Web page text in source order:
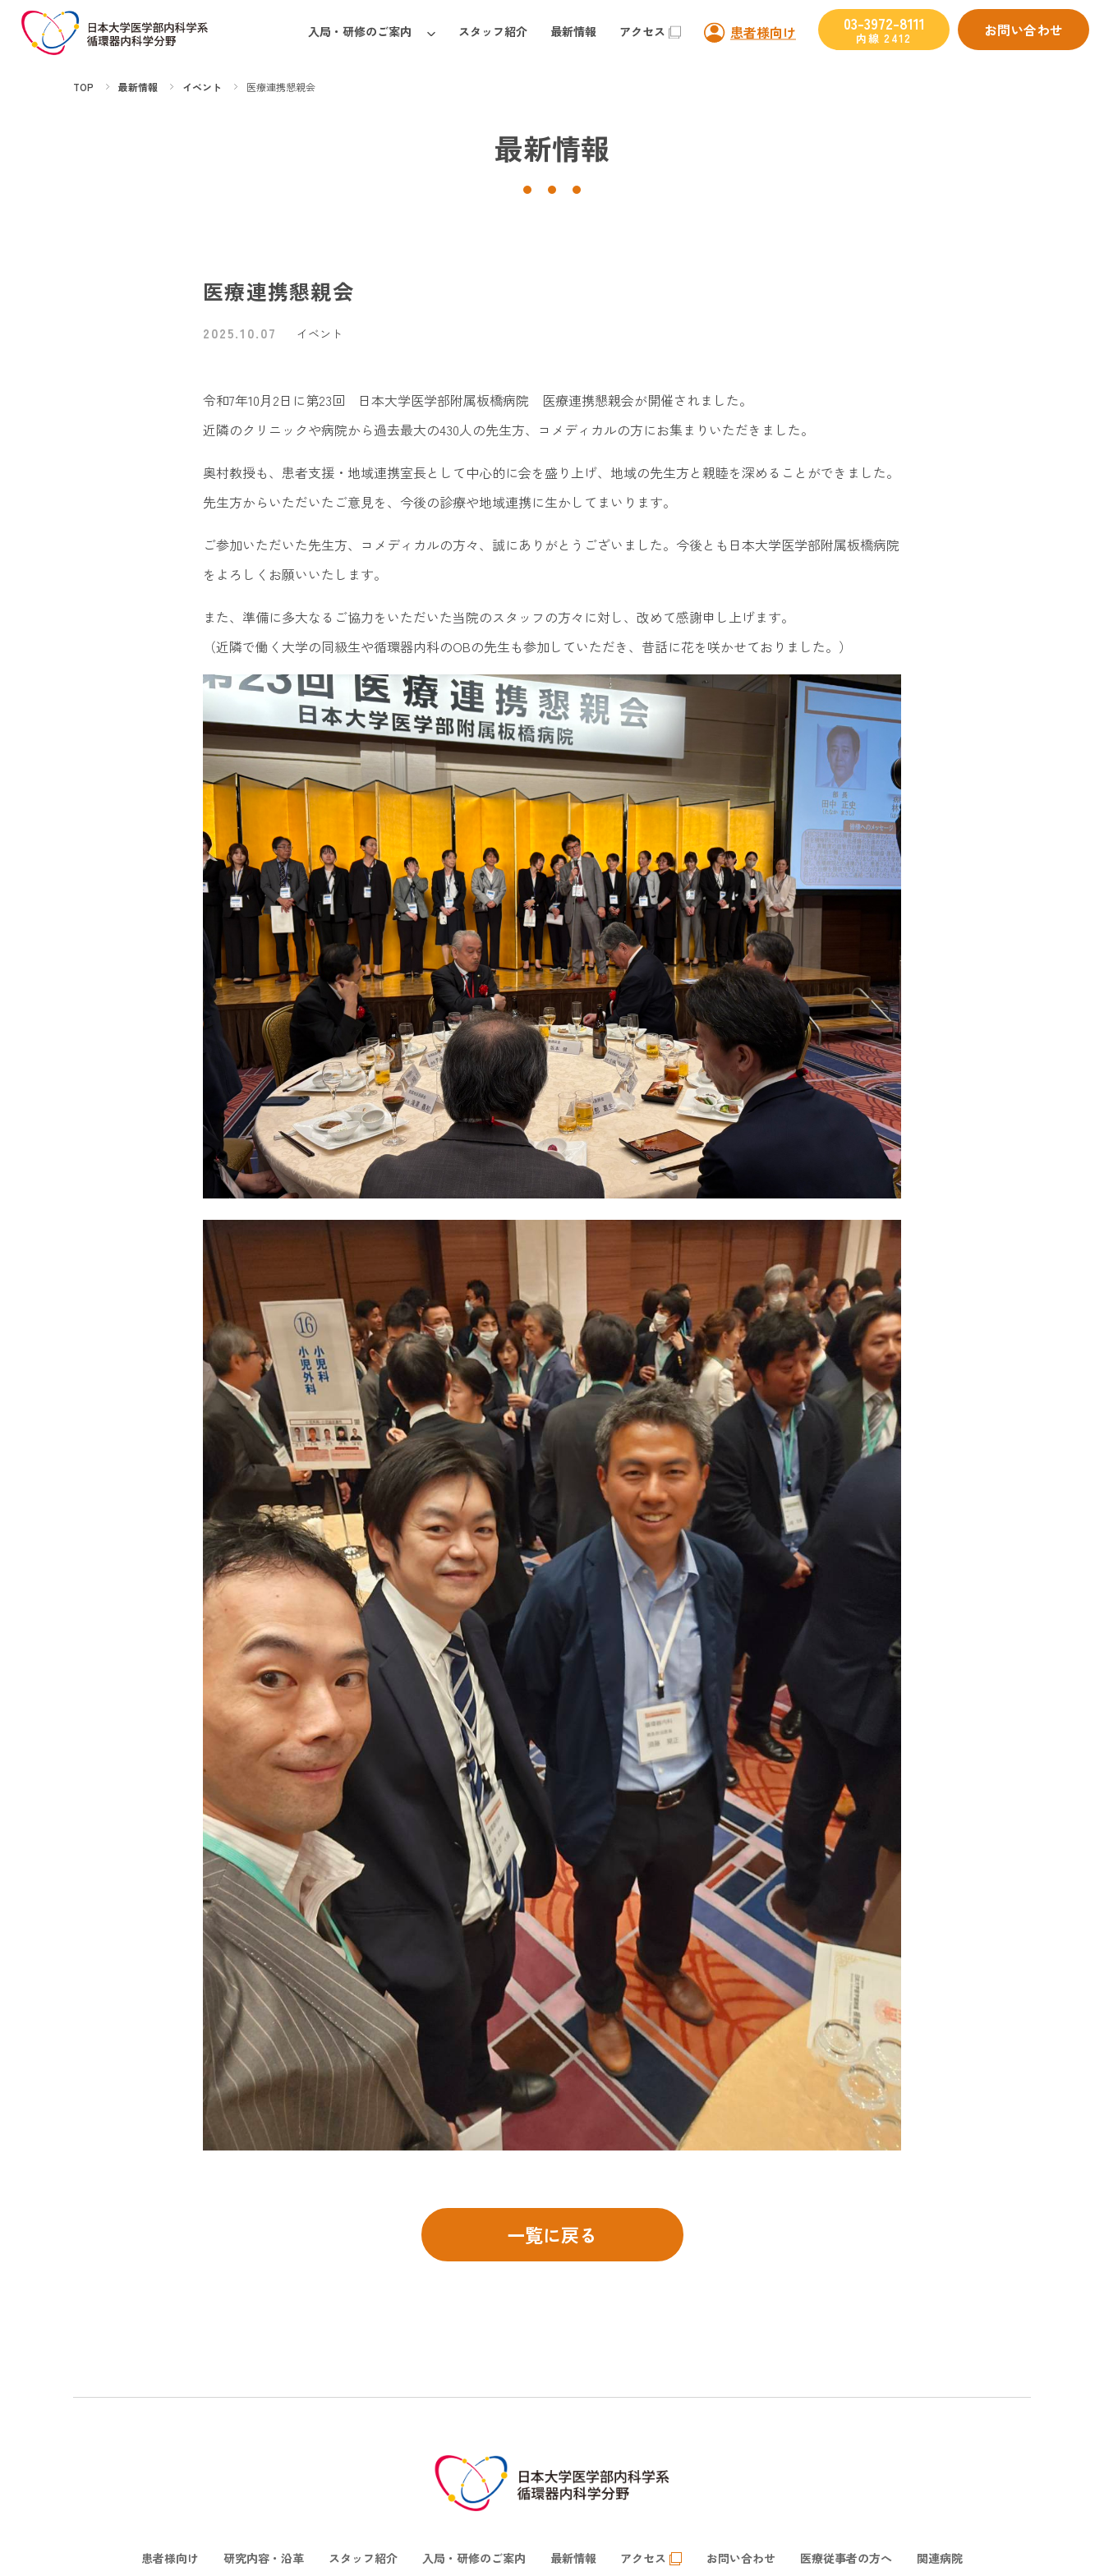
入局・研修のご案内 スタッフ紹介 最新情報 アクセス 患者様向け 03-3972-8111
内線 2412 お問い合わせ
TOP 最新情報 イベント 医療連携懇親会
最新情報
医療連携懇親会
2025.10.07 イベント
令和7年10月2日に第23回 日本大学医学部附属板橋病院 医療連携懇親会が開催されました。
近隣のクリニックや病院から過去最大の430人の先生方、コメディカルの方にお集まりいただきました。
奥村教授も、患者支援・地域連携室長として中心的に会を盛り上げ、地域の先生方と親睦を深めることができました。
先生方からいただいたご意見を、今後の診療や地域連携に生かしてまいります。
ご参加いただいた先生方、コメディカルの方々、誠にありがとうございました。今後とも日本大学医学部附属板橋病院
をよろしくお願いいたします。
また、準備に多大なるご協力をいただいた当院のスタッフの方々に対し、改めて感謝申し上げます。
（近隣で働く大学の同級生や循環器内科のOBの先生も参加していただき、昔話に花を咲かせておりました。）
一覧に戻る
患者様向け 研究内容・沿革 スタッフ紹介 入局・研修のご案内 最新情報 アクセス お問い合わせ 医療従事者の方へ 関連病院